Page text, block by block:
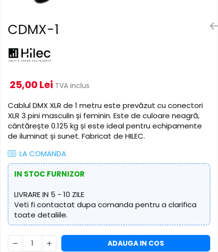
Mixere audio
Mixere DJ
Mixere PA (Public Address)
Boxe PA (Public Address)
Control Audio
Amplificatoare
Microfoane Desk
Playere Audio
MP3 & USB players
CD players
Amplificatoare
Căști
Sisteme asistență auditivă
Procesoare & Convertoare
Wireless DMX
Efecte de lumină
Globuri Disco
Lasere
Stroboscoape LED
UV & Blacklight
Lumină Arhitecturală
Exterior
Decor
Controler și alimentare
Cabluri și accesorii
Lămpi
​​Halogen
​​Descărcare
​​Lumină UV și neagră
Alimentare & Distribuție
Conectori Pro
Legături de cabluri
CDMX-1
25,00 Lei TVA inclus
Cablul DMX XLR de 1 metru este prevăzut cu conectori
XLR 3 pini masculin și feminin. Este de culoare neagră,
cântărește 0.125 kg și este ideal pentru echipamente
de iluminat și sunet. Fabricat de HILEC.
LA COMANDA
IN STOC FURNIZOR
LIVRARE IN 5 - 10 ZILE
Veti fi contactat dupa comanda pentru a clarifica
toate detaliile.
ADAUGA IN COS